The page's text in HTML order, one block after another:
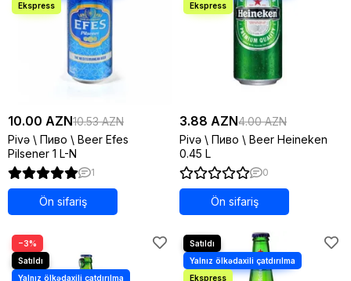
10.00 AZN10.53 AZN
Pivə \ Пиво \ Beer Efes
Pilsener 1 L-N
1
Ön sifariş
3.88 AZN4.00 AZN
Pivə \ Пиво \ Beer Heineken
0.45 L
0
Ön sifariş
−3%